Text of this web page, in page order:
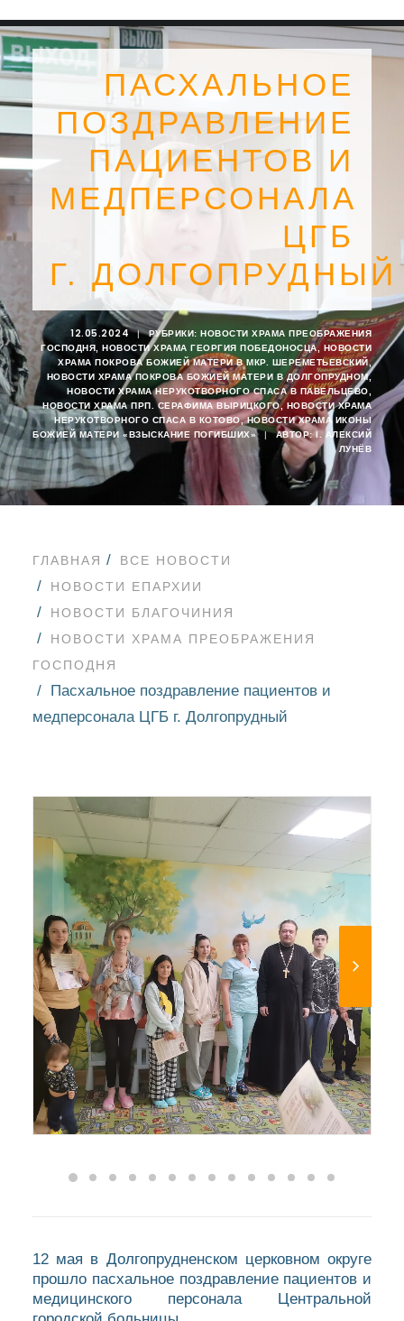
SEARCH
ПАСХАЛЬНОЕ
ПОЗДРАВЛЕНИЕ
ПАЦИЕНТОВ И
МЕДПЕРСОНАЛА
ЦГБ
Г. ДОЛГОПРУДНЫЙ
12.05.2024 | РУБРИКИ: НОВОСТИ ХРАМА ПРЕОБРАЖЕНИЯ
ГОСПОДНЯ
НОВОСТИ ХРАМА ГЕОРГИЯ ПОБЕДОНОСЦА, НОВОСТИ
ХРАМА ПОКРОВА БОЖИЕЙ МАТЕРИ В МКР. ШЕРЕМЕТЬЕВСКИЙ,
НОВОСТИ ХРАМА ПОКРОВА БОЖИЕЙ МАТЕРИ В ДОЛГОПРУДНОМ,
НОВОСТИ ХРАМА НЕРУКОТВОРНОГО СПАСА В ПАВЕЛЬЦЕВО
НОВОСТИ ХРАМА ПРП. СЕРАФИМА ВЫРИЦКОГО, НОВОСТИ ХРАМА
НЕРУКОТВОРНОГО СПАСА В КОТОВО,НОВОСТИ ХРАМА ИКОНЫ
БОЖИЕЙ МАТЕРИ «ВЗЫСКАНИЕ ПОГИБШИХ»
| АВТОР:I. АЛЕКСИЙ
ЛУНЁВ
ГЛАВНАЯ
ВСЕ НОВОСТИ
НОВОСТИ ЕПАРХИИ
НОВОСТИ БЛАГОЧИНИЯ
НОВОСТИ ХРАМА ПРЕОБРАЖЕНИЯ
ГОСПОДНЯ
Пасхальное поздравление пациентов и
медперсонала ЦГБ г. Долгопрудный
12 мая в Долгопрудненском церковном округе
прошло пасхальное поздравление пациентов и
медицинского персонала Центральной